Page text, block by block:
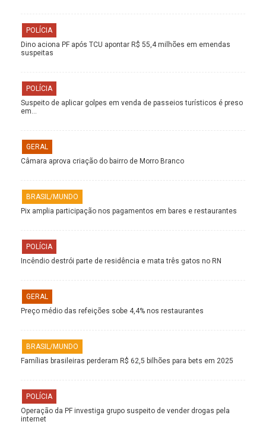
POLÍCIA
Dino aciona PF após TCU apontar R$ 55,4 milhões em emendas
suspeitas
POLÍCIA
Suspeito de aplicar golpes em venda de passeios turísticos é preso
em…
GERAL
Câmara aprova criação do bairro de Morro Branco
BRASIL/MUNDO
Pix amplia participação nos pagamentos em bares e restaurantes
POLÍCIA
Incêndio destrói parte de residência e mata três gatos no RN
GERAL
Preço médio das refeições sobe 4,4% nos restaurantes
BRASIL/MUNDO
Famílias brasileiras perderam R$ 62,5 bilhões para bets em 2025
POLÍCIA
Operação da PF investiga grupo suspeito de vender drogas pela
internet